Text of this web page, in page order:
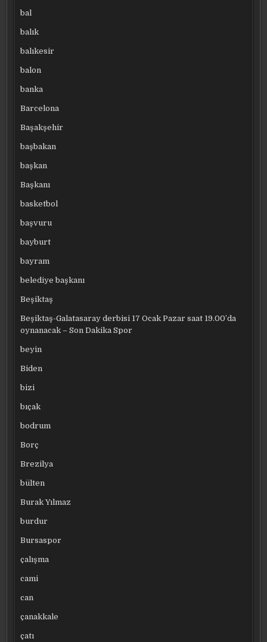
bal
balık
balıkesir
balon
banka
Barcelona
Başakşehir
başbakan
başkan
Başkanı
basketbol
başvuru
bayburt
bayram
belediye başkanı
Beşiktaş
Beşiktaş-Galatasaray derbisi 17 Ocak Pazar saat 19.00’da
oynanacak – Son Dakika Spor
beyin
Biden
bizi
bıçak
bodrum
Borç
Brezilya
bülten
Burak Yılmaz
burdur
Bursaspor
çalışma
cami
can
çanakkale
çatı